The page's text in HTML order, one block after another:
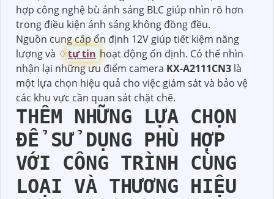
hợp công nghệ bù ánh sáng BLC giúp nhìn rõ hơn
trong điều kiện ánh sáng không đồng đều.
Nguồn cung cấp ổn định 12V giúp tiết kiệm năng
lượng và ♢tự tin hoạt động ổn định. Có thể nhìn
nhận lại những ưu điểm camera KX-A2111CN3 là
một lựa chọn hiệu quả cho việc giám sát và bảo vệ
các khu vực cần quan sát chặt chẽ.
THÊM NHỮNG LỰA CHỌN
ĐỂ SỬ DỤNG PHÙ HỢP
VỚI CÔNG TRÌNH CÙNG
LOẠI VÀ THƯƠNG HIỆU